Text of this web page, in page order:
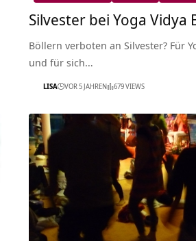
Silvester bei Yoga Vidya
Böllern verboten an Silvester? Für
und für sich…
LISA VOR 5 JAHREN 679 VIEWS